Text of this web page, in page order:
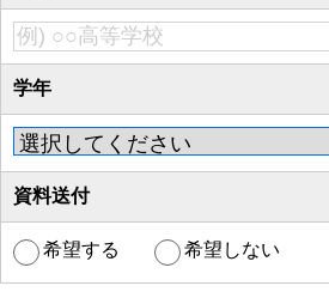
学年
資料送付
希望する 希望しない